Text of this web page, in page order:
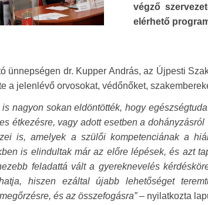
végző
elérhető
ünnepségen dr. Kupper András, az Újpesti
a jelenlévő orvosokat, védőnőket,
is nagyon sokan eldöntötték, hogy
étkezésre, vagy adott esetben a
is, amelyek a szülői kompetenciának a
is elindultak már az előre lépések, és azt
feladattá vált a gyereknevelés
hiszen ezáltal újabb lehetőséget
és az összefogásra”– nyilatkozta